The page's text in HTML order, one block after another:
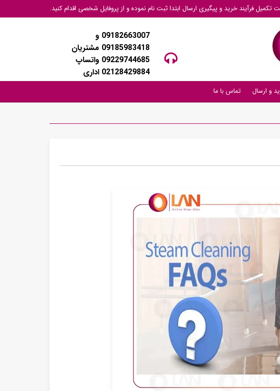
تکمیل فرآیند خرید و پیگیری ارسال ابتدا ثبت نام نموده و از پروفایل شخصی اقدام کنید.
09182663007 و
09185983418 مشتریان
09229744685 واتساپ
02128429884 اداری
و ارسال تماس با ما